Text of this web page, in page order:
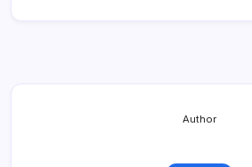
Author